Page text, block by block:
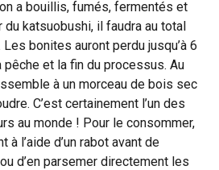
a bouillis, fumés, fermentés et
katsuobushi, il faudra au total
bonites auront perdu jusqu’à 6
et la fin du processus. Au
à un morceau de bois sec
C’est certainement l’un des
au monde ! Pour le consommer,
l’aide d’un rabot avant de
d’en parsemer directement les